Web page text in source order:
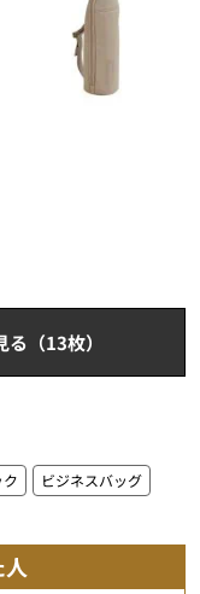
（13枚）
ビジネスバッグ